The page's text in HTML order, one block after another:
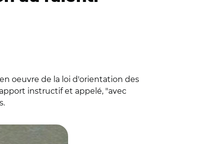
oeuvre de la loi d'orientation des
instructif et appelé, "avec